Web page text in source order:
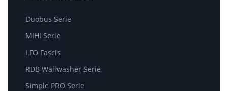
Duobus Serie
MIHI Serie
LFO Fascis
RDB Wallwasher Serie
Simple PRO Serie